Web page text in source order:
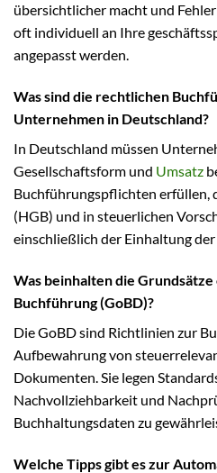
übersichtlicher macht und
oft individuell an Ihre
angepasst werden.
Was sind die rechtlichen
Unternehmen in Deutschland?
In Deutschland müssen
Gesellschaftsform und Umsatz
Buchführungspflichten erfüllen,
(HGB) und in steuerlichen
einschließlich der Einhaltung
Was beinhalten die
Buchführung (GoBD)?
Die GoBD sind Richtlinien zur
Aufbewahrung von
Dokumenten. Sie legen
Nachvollziehbarkeit und
Buchhaltungsdaten zu
Welche Tipps gibt es zur